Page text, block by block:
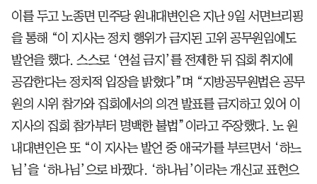
이를 두고 노종면 민주당 원내대변인은 지난 9일 서면브리핑
을 통해 “이 지사는 정치 행위가 금지된 고위 공무원임에도
발언을 했다. 스스로 ‘연설 금지’를 전제한 뒤 집회 취지에
공감한다는 정치적 입장을 밝혔다”며 “지방공무원법은 공무
원의 시위 참가와 집회에서의 의견 발표를 금지하고 있어 이
지사의 집회 참가부터 명백한 불법”이라고 주장했다. 노 원
내대변인은 또 “이 지사는 발언 중 애국가를 부르면서 ‘하느
님’을 ‘하나님’으로 바꿨다. ‘하나님’이라는 개신교 표현으